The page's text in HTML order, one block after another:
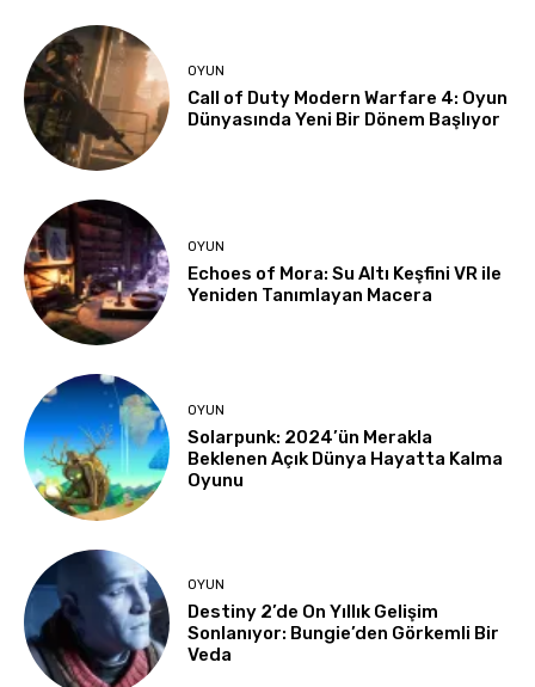
OYUN
Call of Duty Modern Warfare 4: Oyun
Dünyasında Yeni Bir Dönem Başlıyor
OYUN
Echoes of Mora: Su Altı Keşfini VR ile
Yeniden Tanımlayan Macera
OYUN
Solarpunk: 2024’ün Merakla
Beklenen Açık Dünya Hayatta Kalma
Oyunu
OYUN
Destiny 2’de On Yıllık Gelişim
Sonlanıyor: Bungie’den Görkemli Bir
Veda